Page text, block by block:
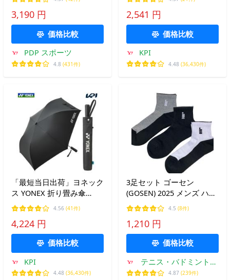
バー フェイスマスク 耳カ
バー付 PTA-M04 爆買
3,190 円
価格比較
PDP スポーツ
4.8 (431件)
ィース シリコンプリント
グローブ 両手セット ネイ
ルスルータイプ TGG-
2,541 円
価格比較
KPI
4.48 (36,430件)
「最短当日出荷」ヨネック
ス YONEX 折り畳み傘
AC431 テニスアクセサリ
ー 傘・日傘・パラソル
4.56 (41件)
4,224 円
価格比較
KPI
4.48 (36,430件)
3足セット ゴーセン
(GOSEN) 2025 メンズ ハー
フソックス 25-28cm 3P
F25MH3P 硬式テニス ソフ
トテニス バドミントン [M
便 1/1]
4.5 (8件)
1,210 円
価格比較
テニス・バドミントン
専門店TIPSPORTS
4.87 (239件)